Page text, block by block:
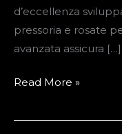
d’eccellenza
pressoria e rosate
avanzata assicura […]
Read More »